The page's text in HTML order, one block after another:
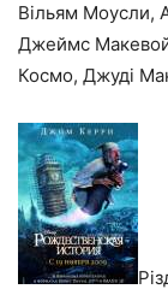
Вільям Моусли,
Джеймс
Космо, Джуді